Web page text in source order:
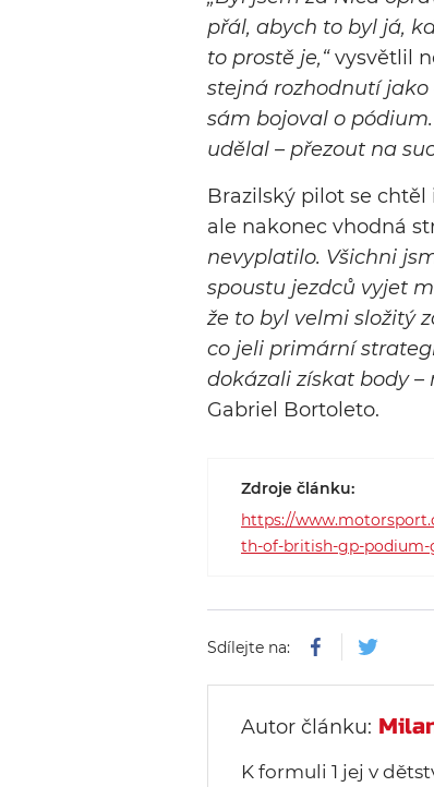
přál, abych to byl já,
to prostě je,“vysvětlil
stejná rozhodnutí
sám bojoval o
udělal – přezout na
Brazilský pilot se
ale nakonec vhodná
nevyplatilo. Všichni
spoustu jezdců vyjet
že to byl velmi složitý
co jeli primární
dokázali získat body –
Gabriel Bortoleto.
Zdroje článku:
https://
th-of-british-gp-podium-
Sdílejte na:
Autor článku:
K formuli 1 jej v